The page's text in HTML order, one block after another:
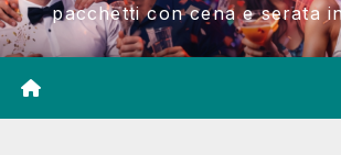
pacchetti con cena e serata